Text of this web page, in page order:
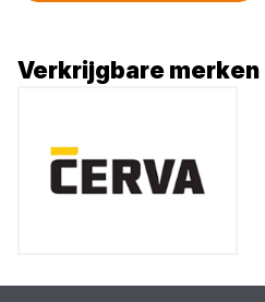
Verkrijgbare merken